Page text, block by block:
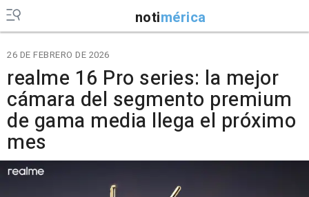
notimérica
26 DE FEBRERO DE 2026
realme 16 Pro series: la mejor
cámara del segmento premium
de gama media llega el próximo
mes